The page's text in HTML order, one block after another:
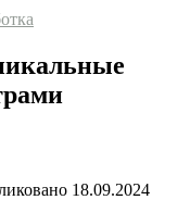
18.09.2024